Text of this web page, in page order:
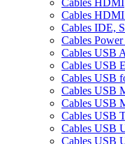
Cables HDMI
Cables
Cables IDE,
Cables
Cables USB
Cables USB
Cables USB
Cables USB
Cables USB
Cables USB
Cables USB
Cables USB